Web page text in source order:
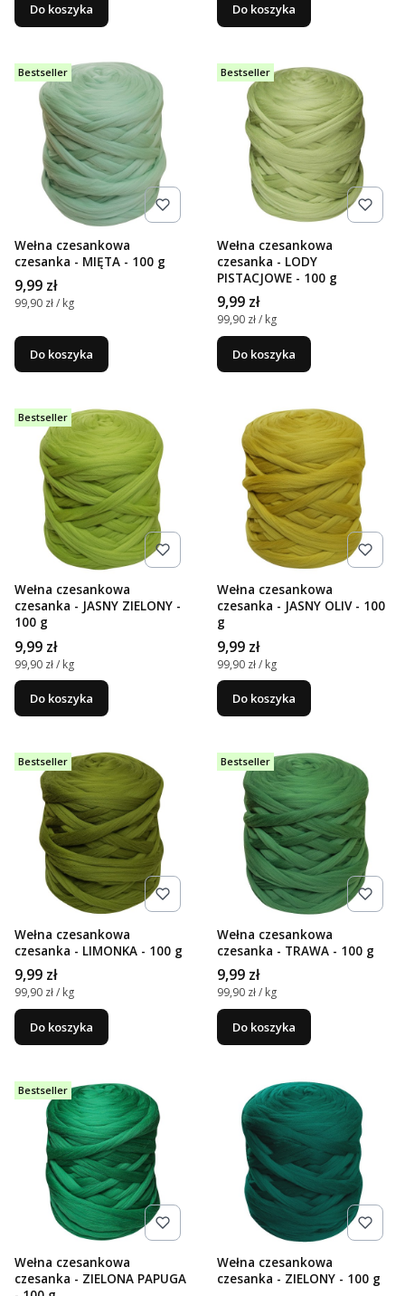
Do koszyka Do koszyka
Bestseller
Wełna czesankowa
czesanka - MIĘTA - 100 g
Cena
9,99 zł
Cena jednostkowa
99,90 zł / kg
Do koszyka
Bestseller
Wełna czesankowa
czesanka - LODY
PISTACJOWE - 100 g
Cena
9,99 zł
Cena jednostkowa
99,90 zł / kg
Do koszyka
Bestseller
Wełna czesankowa
czesanka - JASNY ZIELONY -
100 g
Cena
9,99 zł
Cena jednostkowa
99,90 zł / kg
Do koszyka
Wełna czesankowa
czesanka - JASNY OLIV - 100
g
Cena
9,99 zł
Cena jednostkowa
99,90 zł / kg
Do koszyka
Bestseller
Wełna czesankowa
czesanka - LIMONKA - 100 g
Cena
9,99 zł
Cena jednostkowa
99,90 zł / kg
Do koszyka
Bestseller
Wełna czesankowa
czesanka - TRAWA - 100 g
Cena
9,99 zł
Cena jednostkowa
99,90 zł / kg
Do koszyka
Bestseller
Wełna czesankowa
czesanka - ZIELONA PAPUGA
Wełna czesankowa
czesanka - ZIELONY - 100 g